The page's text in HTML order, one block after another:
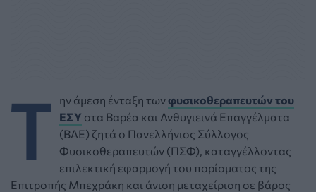
Τ ην άμεση ένταξη τωνφυσικοθεραπευτών του
ΕΣΥ στα Βαρέα και Ανθυγιεινά Επαγγέλματα
(ΒΑΕ) ζητά ο Πανελλήνιος Σύλλογος
Φυσικοθεραπευτών (ΠΣΦ), καταγγέλλοντας
επιλεκτική εφαρμογή του πορίσματος της
Επιτροπής Μπεχράκη και άνιση μεταχείριση σε βάρος